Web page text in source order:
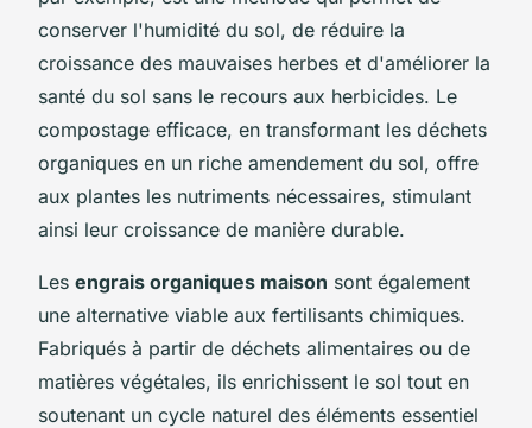
conserver l'humidité du sol, de réduire la
croissance des mauvaises herbes et d'améliorer la
santé du sol sans le recours aux herbicides. Le
compostage efficace, en transformant les déchets
organiques en un riche amendement du sol, offre
aux plantes les nutriments nécessaires, stimulant
ainsi leur croissance de manière durable.
Les engrais organiques maison sont également
une alternative viable aux fertilisants chimiques.
Fabriqués à partir de déchets alimentaires ou de
matières végétales, ils enrichissent le sol tout en
soutenant un cycle naturel des éléments essentiel